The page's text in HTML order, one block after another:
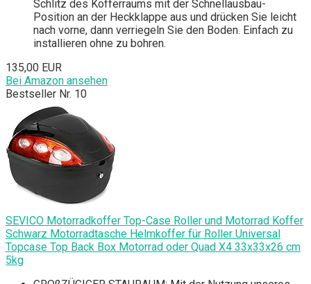
Schlitz des Kofferraums mit der Schnellausbau-
Position an der Heckklappe aus und drücken Sie leicht
nach vorne, dann verriegeln Sie den Boden. Einfach zu
installieren ohne zu bohren.
135,00 EUR
Bei Amazon ansehen
Bestseller Nr. 10
SEVICO Motorradkoffer Top-Case Roller und Motorrad Koffer
Schwarz Motorradtasche Helmkoffer für Roller Universal
Topcase Top Back Box Motorrad oder Quad X4 33x33x26 cm
5kg